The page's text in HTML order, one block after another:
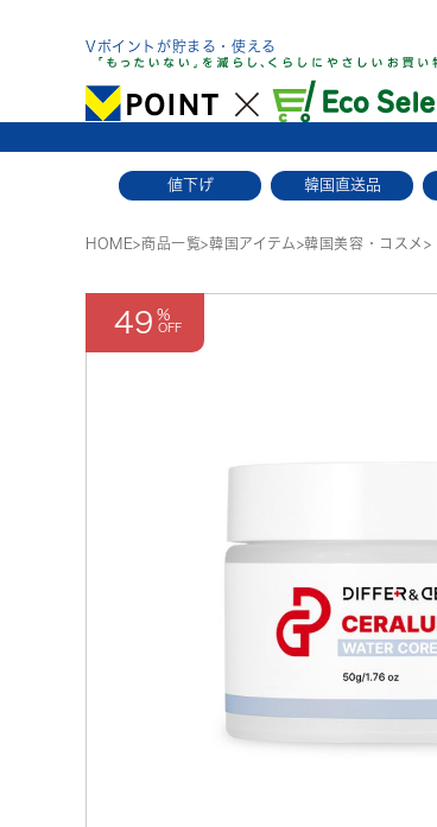
Vポイントが貯まる・使える
値下げ 韓国直送品
HOME>商品一覧>韓国アイテム >韓国美容・コスメ>
49